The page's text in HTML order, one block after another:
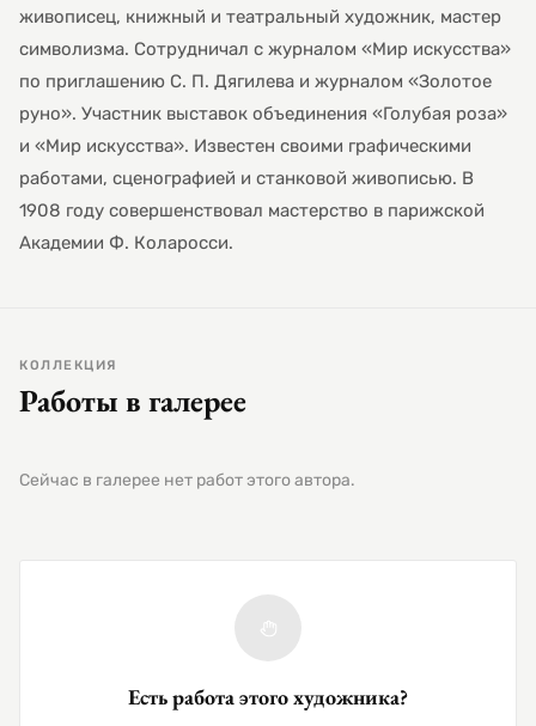
живописец, книжный и театральный художник, мастер
символизма. Сотрудничал с журналом «Мир искусства»
по приглашению С. П. Дягилева и журналом «Золотое
руно». Участник выставок объединения «Голубая роза»
и «Мир искусства». Известен своими графическими
работами, сценографией и станковой живописью. В
1908 году совершенствовал мастерство в парижской
Академии Ф. Коларосси.
КОЛЛЕКЦИЯ
Работы в галерее
Сейчас в галерее нет работ этого автора.
Есть работа этого художника?